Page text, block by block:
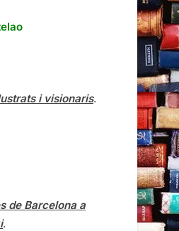
i visionaris.
de Barcelona a
.